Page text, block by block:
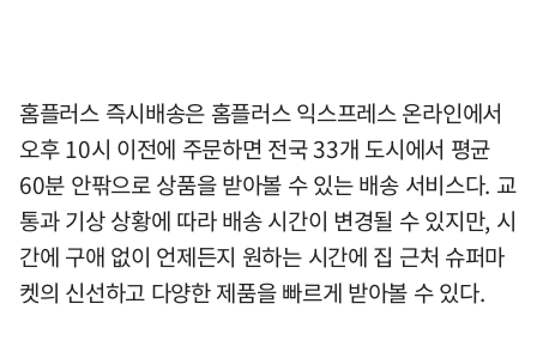
홈플러스 즉시배송은 홈플러스 익스프레스 온라인에서
오후 10시 이전에 주문하면 전국 33개 도시에서 평균
60분 안팎으로 상품을 받아볼 수 있는 배송 서비스다. 교
통과 기상 상황에 따라 배송 시간이 변경될 수 있지만, 시
간에 구애 없이 언제든지 원하는 시간에 집 근처 슈퍼마
켓의 신선하고 다양한 제품을 빠르게 받아볼 수 있다.